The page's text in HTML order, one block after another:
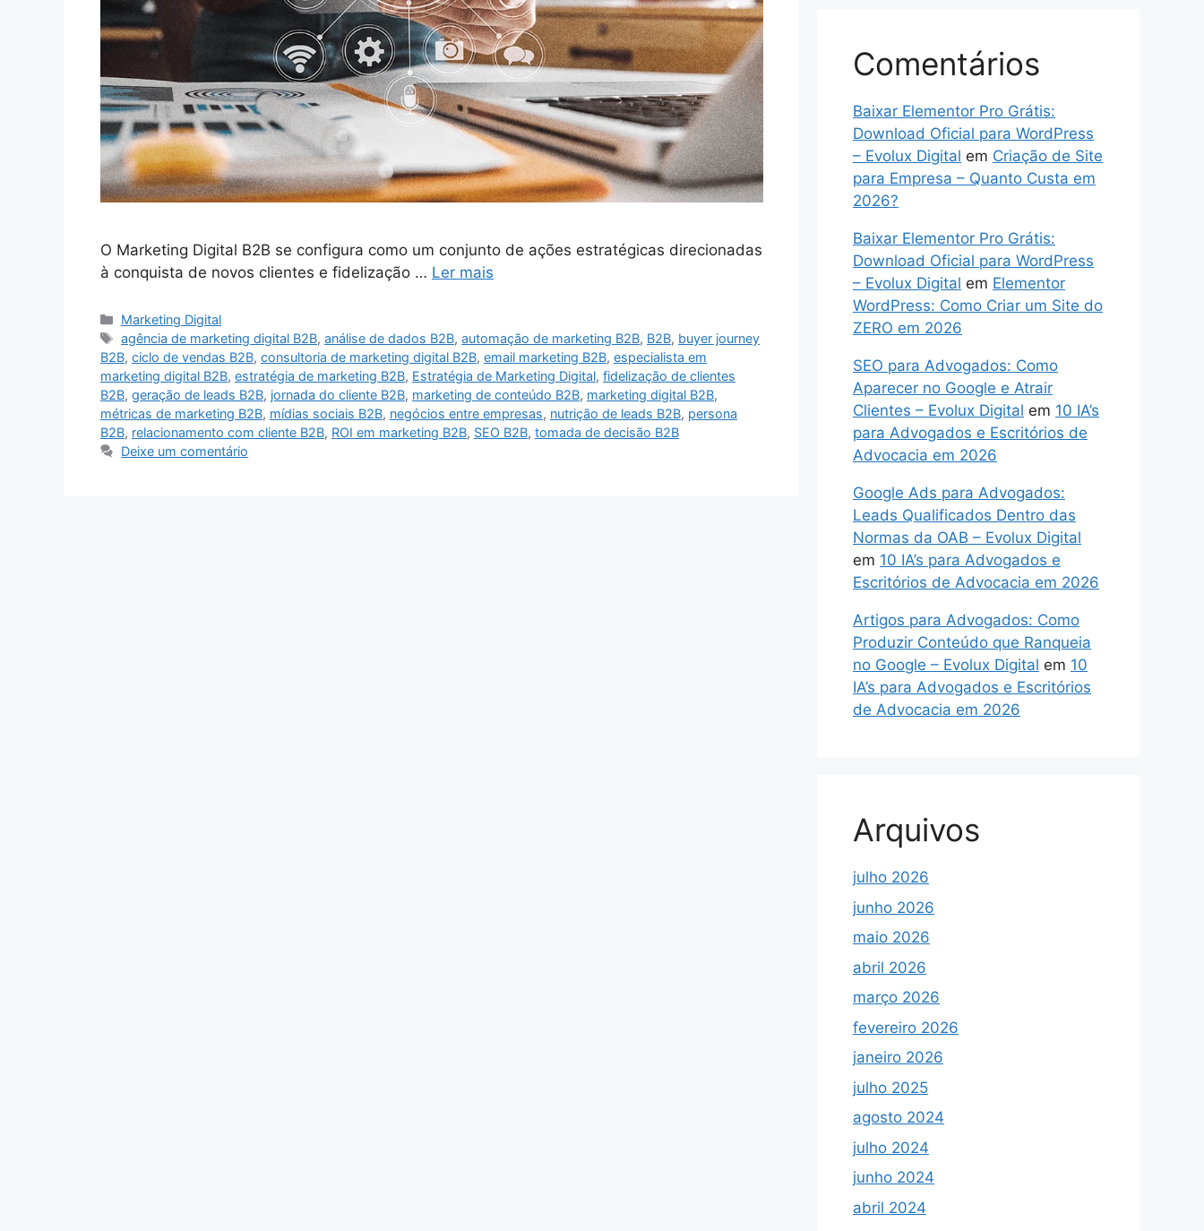
O Marketing Digital B2B se configura como um conjunto de ações estratégicas direcionadas
à conquista de novos clientes e fidelização … Ler mais
Categorias
Marketing Digital
Tags
agência de marketing digital B2B,análise de dados B2B,automação de marketing B2B, B2B, buyer journey
B2B, ciclo de vendas B2B, consultoria de marketing digital B2B, email marketing B2B, especialista em
marketing digital B2B, estratégia de marketing B2B, Estratégia de Marketing Digital, fidelização de clientes
B2B, geração de leads B2B, jornada do cliente B2B, marketing de conteúdo B2B, marketing digital B2B,
métricas de marketing B2B, mídias sociais B2B, negócios entre empresas, nutrição de leads B2B, persona
B2B, relacionamento com cliente B2B, ROI em marketing B2B, SEO B2B, tomada de decisão B2B
Deixe um comentário
Comentários
Baixar Elementor Pro Grátis:
Download Oficial para WordPress
– Evolux Digital em Criação de Site
para Empresa – Quanto Custa em
2026?
Baixar Elementor Pro Grátis:
Download Oficial para WordPress
– Evolux Digital em Elementor
WordPress: Como Criar um Site do
ZERO em 2026
SEO para Advogados: Como
Aparecer no Google e Atrair
Clientes – Evolux Digital em 10 IA’s
para Advogados e Escritórios de
Advocacia em 2026
Google Ads para Advogados:
Leads Qualificados Dentro das
Normas da OAB – Evolux Digital
em 10 IA’s para Advogados e
Escritórios de Advocacia em 2026
Artigos para Advogados: Como
Produzir Conteúdo que Ranqueia
no Google – Evolux Digital em 10
IA’s para Advogados e Escritórios
de Advocacia em 2026
Arquivos
julho 2026
junho 2026
maio 2026
abril 2026
março 2026
fevereiro 2026
janeiro 2026
julho 2025
agosto 2024
julho 2024
junho 2024
abril 2024